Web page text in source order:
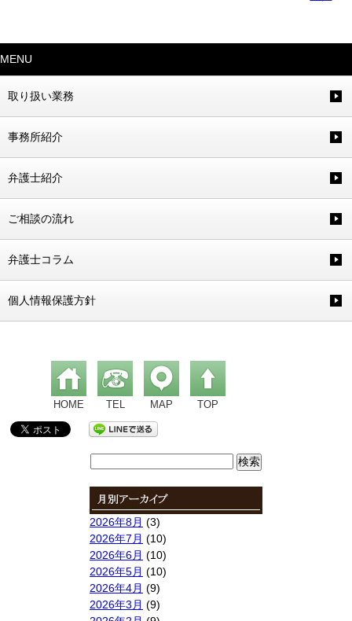
MENU
取り扱い業務
事務所紹介
弁護士紹介
ご相談の流れ
弁護士コラム
個人情報保護方針
HOME TEL MAP TOP
2026年8月 (3)
2026年7月 (10)
2026年6月 (10)
2026年5月 (10)
2026年4月 (9)
2026年3月 (9)